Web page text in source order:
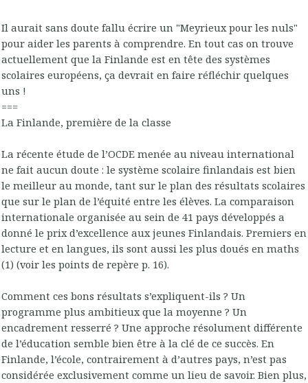
Il aurait sans doute fallu écrire un "Meyrieux pour les nuls"
pour aider les parents à comprendre. En tout cas on trouve
actuellement que la Finlande est en tête des systèmes
scolaires européens, ça devrait en faire réfléchir quelques
uns !
===
La Finlande, première de la classe
La récente étude de l’OCDE menée au niveau international
ne fait aucun doute : le système scolaire finlandais est bien
le meilleur au monde, tant sur le plan des résultats scolaires
que sur le plan de l’équité entre les élèves. La comparaison
internationale organisée au sein de 41 pays développés a
donné le prix d’excellence aux jeunes Finlandais. Premiers en
lecture et en langues, ils sont aussi les plus doués en maths
(1) (voir les points de repère p. 16).
Comment ces bons résultats s’expliquent-ils ? Un
programme plus ambitieux que la moyenne ? Un
encadrement resserré ? Une approche résolument différente
de l’éducation semble bien être à la clé de ce succès. En
Finlande, l’école, contrairement à d’autres pays, n’est pas
considérée exclusivement comme un lieu de savoir. Bien plus,